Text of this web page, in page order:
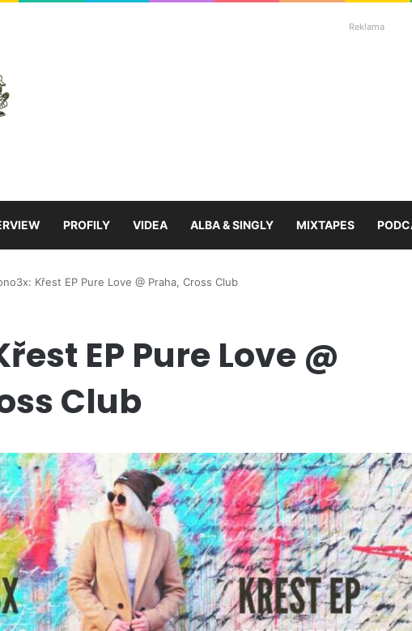
Reklama
PROFILY VIDEA ALBA & SINGLY MIXTAPES
Křest EP Pure Love @ Praha, Cross Club
EP Pure Love @
Club